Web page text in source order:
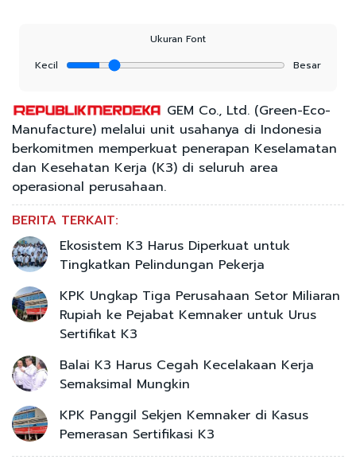
Ukuran Font
Kecil
Besar
GEM Co., Ltd. (Green-Eco-
Manufacture) melalui unit usahanya di Indonesia
berkomitmen memperkuat penerapan Keselamatan
dan Kesehatan Kerja (K3) di seluruh area
operasional perusahaan.
BERITA TERKAIT:
Ekosistem K3 Harus Diperkuat untuk
Tingkatkan Pelindungan Pekerja
KPK Ungkap Tiga Perusahaan Setor Miliaran
Rupiah ke Pejabat Kemnaker untuk Urus
Sertifikat K3
Balai K3 Harus Cegah Kecelakaan Kerja
Semaksimal Mungkin
KPK Panggil Sekjen Kemnaker di Kasus
Pemerasan Sertifikasi K3